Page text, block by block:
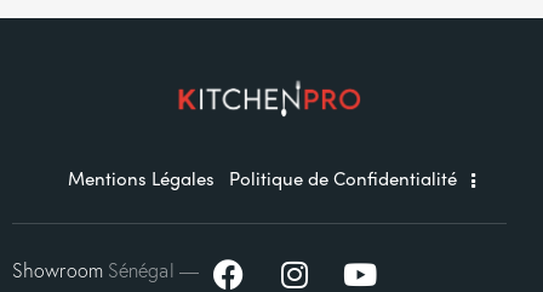
Mentions Légales Politique de Confidentialité
ShowroomSénégal —